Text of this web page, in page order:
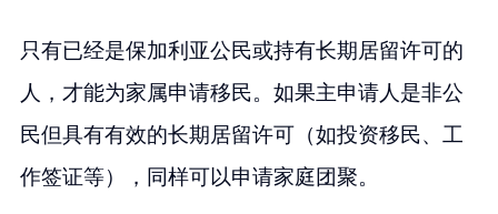
只有已经是保加利亚公民或持有长期居留许可的
人，才能为家属申请移民。如果主申请人是非公
民但具有有效的长期居留许可（如投资移民、工
作签证等），同样可以申请家庭团聚。